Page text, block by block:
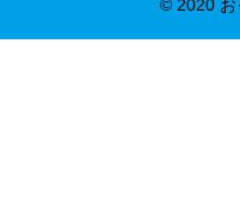
© 2020 お